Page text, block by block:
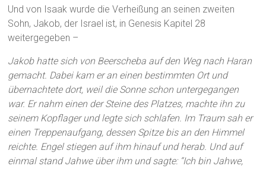
Und von Isaak wurde die Verheißung an seinen zweiten
Sohn, Jakob, der Israel ist, in Genesis Kapitel 28
weitergegeben –
Jakob hatte sich von Beerscheba auf den Weg nach Haran
gemacht. Dabei kam er an einen bestimmten Ort und
übernachtete dort, weil die Sonne schon untergegangen
war. Er nahm einen der Steine des Platzes, machte ihn zu
seinem Kopflager und legte sich schlafen. Im Traum sah er
einen Treppenaufgang, dessen Spitze bis an den Himmel
reichte. Engel stiegen auf ihm hinauf und herab. Und auf
einmal stand Jahwe über ihm und sagte: “Ich bin Jahwe,